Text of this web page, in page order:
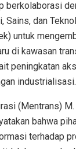
berkolaborasi
Sains, dan
untuk
di kawasan
peningkatan
industrialisasi.
(Mentrans)
bahwa
terhadap